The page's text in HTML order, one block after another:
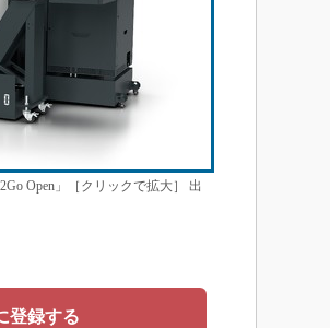
Open」［クリックで拡大］ 出
登録する